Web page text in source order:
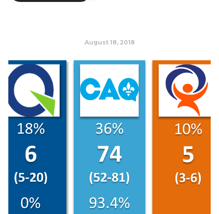
August 18, 2018